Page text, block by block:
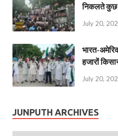
निकलते
July 20,
भारत-
हजारों
July 20,
JUNPUTH ARCHIVES